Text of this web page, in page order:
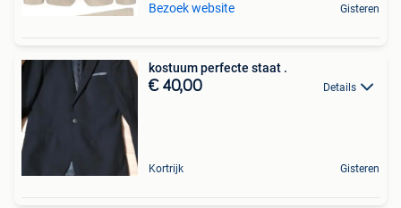
Bezoek website Gisteren
kostuum perfecte staat .
€ 40,00 Details
Kortrijk Gisteren